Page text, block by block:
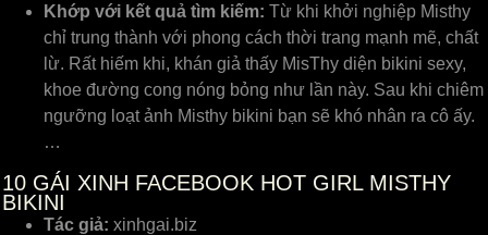
Khớp với kết quả tìm kiếm: Từ khi khởi nghiệp Misthy
chỉ trung thành với phong cách thời trang mạnh mẽ, chất
lừ. Rất hiếm khi, khán giả thấy MisThy diện bikini sexy,
khoe đường cong nóng bỏng như lần này. Sau khi chiêm
ngưỡng loạt ảnh Misthy bikini bạn sẽ khó nhân ra cô ấy.
…
10 GÁI XINH FACEBOOK HOT GIRL MISTHY
BIKINI
Tác giả: xinhgai.biz